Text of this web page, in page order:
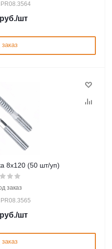
руб./шт
8х120 (50 шт/уп)
заказ
руб./шт